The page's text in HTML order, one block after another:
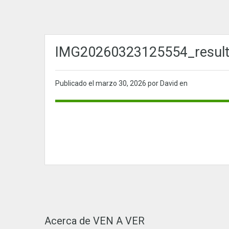
IMG20260323125554_result
Publicado el marzo 30, 2026 por David en
Acerca de VEN A VER